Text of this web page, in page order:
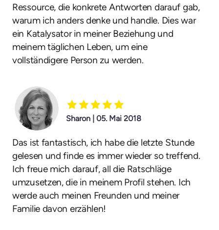
Ressource, die konkrete Antworten darauf gab,
warum ich anders denke und handle. Dies war
ein Katalysator in meiner Beziehung und
meinem täglichen Leben, um eine
vollständigere Person zu werden.
Sharon | 05. Mai 2018
Das ist fantastisch, ich habe die letzte Stunde
gelesen und finde es immer wieder so treffend.
Ich freue mich darauf, all die Ratschläge
umzusetzen, die in meinem Profil stehen. Ich
werde auch meinen Freunden und meiner
Familie davon erzählen!